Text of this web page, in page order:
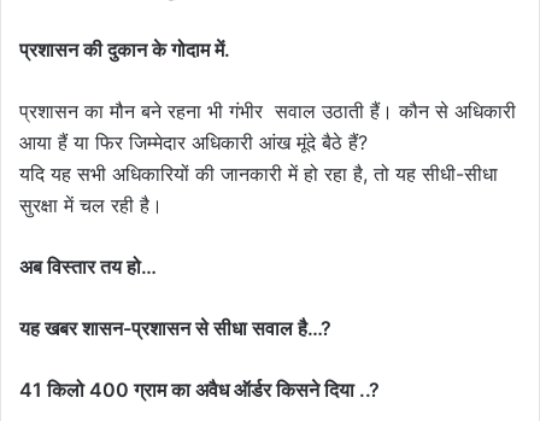
प्रशासन की दुकान के गोदाम में.
प्रशासन का मौन बने रहना भी गंभीर सवाल उठाती हैं। कौन से अधिकारी
आया हैं या फिर जिम्मेदार अधिकारी आंख मूंदे बैठे हैं?
यदि यह सभी अधिकारियों की जानकारी में हो रहा है, तो यह सीधी-सीधा
सुरक्षा में चल रही है।
अब विस्तार तय हो…
यह खबर शासन-प्रशासन से सीधा सवाल है…?
41 किलो 400 ग्राम का अवैध ऑर्डर किसने दिया ..?